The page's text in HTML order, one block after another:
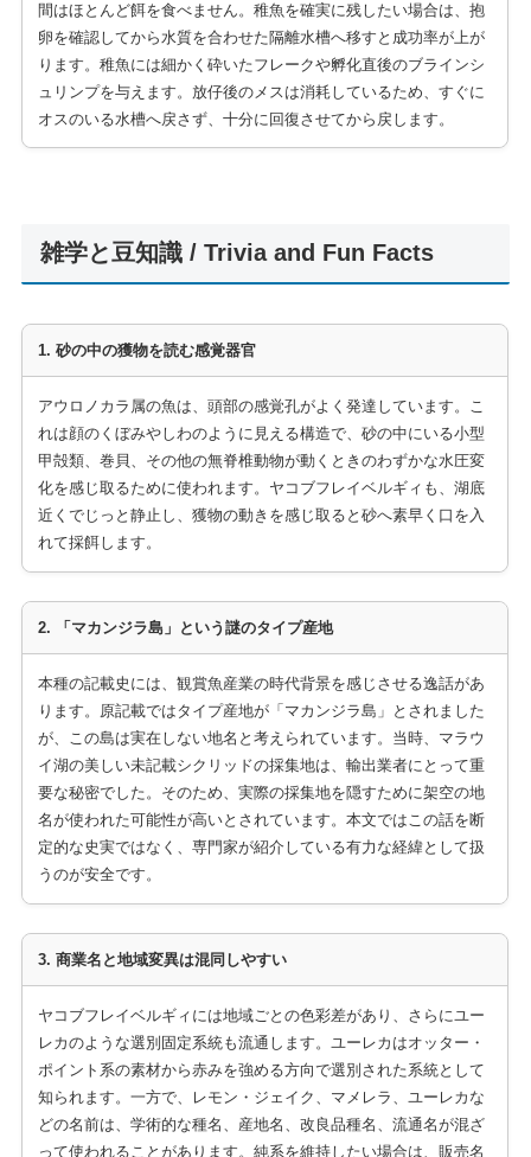
間はほとんど餌を食べません。稚魚を確実に残したい場合は、抱
卵を確認してから水質を合わせた隔離水槽へ移すと成功率が上が
ります。稚魚には細かく砕いたフレークや孵化直後のブラインシ
ュリンプを与えます。放仔後のメスは消耗しているため、すぐに
オスのいる水槽へ戻さず、十分に回復させてから戻します。
雑学と豆知識 / Trivia and Fun Facts
1. 砂の中の獲物を読む感覚器官
アウロノカラ属の魚は、頭部の感覚孔がよく発達しています。こ
れは顔のくぼみやしわのように見える構造で、砂の中にいる小型
甲殻類、巻貝、その他の無脊椎動物が動くときのわずかな水圧変
化を感じ取るために使われます。ヤコブフレイベルギィも、湖底
近くでじっと静止し、獲物の動きを感じ取ると砂へ素早く口を入
れて採餌します。
2. 「マカンジラ島」という謎のタイプ産地
本種の記載史には、観賞魚産業の時代背景を感じさせる逸話があ
ります。原記載ではタイプ産地が「マカンジラ島」とされました
が、この島は実在しない地名と考えられています。当時、マラウ
イ湖の美しい未記載シクリッドの採集地は、輸出業者にとって重
要な秘密でした。そのため、実際の採集地を隠すために架空の地
名が使われた可能性が高いとされています。本文ではこの話を断
定的な史実ではなく、専門家が紹介している有力な経緯として扱
うのが安全です。
3. 商業名と地域変異は混同しやすい
ヤコブフレイベルギィには地域ごとの色彩差があり、さらにユー
レカのような選別固定系統も流通します。ユーレカはオッター・
ポイント系の素材から赤みを強める方向で選別された系統として
知られます。一方で、レモン・ジェイク、マメレラ、ユーレカな
どの名前は、学術的な種名、産地名、改良品種名、流通名が混ざ
って使われることがあります。純系を維持したい場合は、販売名